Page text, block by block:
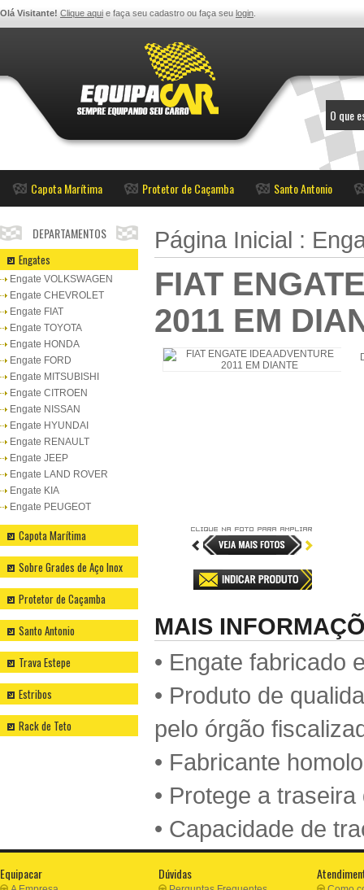
Olá Visitante! Clique aqui e faça seu cadastro ou faça seu login
Capota Marítima Protetor de Caçamba Santo Antonio
DEPARTAMENTOS
Engates
Engate VOLKSWAGEN
Engate CHEVROLET
Engate FIAT
Engate TOYOTA
Engate HONDA
Engate FORD
Engate MITSUBISHI
Engate CITROEN
Engate NISSAN
Engate HYUNDAI
Engate RENAULT
Engate JEEP
Engate LAND ROVER
Engate KIA
Engate PEUGEOT
Capota Marítima
Sobre Grades de Aço Inox
Protetor de Caçamba
Santo Antonio
Trava Estepe
Estribos
Rack de Teto
Página Inicial :
FIAT
2011 EM
MAIS
• Engate fabricado
• Produto de
pelo órgão
• Fabricante
• Protege a
• Capacidade de
Equipacar Dúvidas